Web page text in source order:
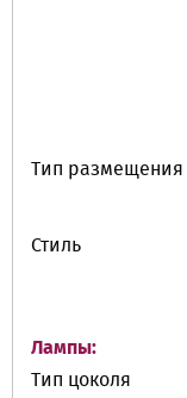
Тип размещения
Стиль
Лампы:
Тип цоколя